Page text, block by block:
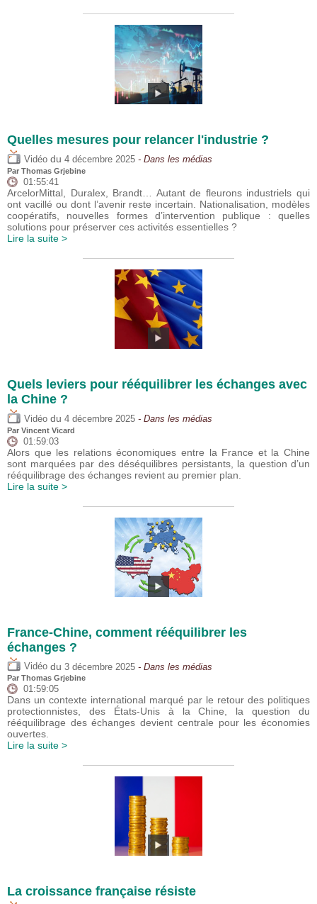
Quelles mesures pour relancer l'industrie ?
Vidéo du 4 décembre 2025 - Dans les médias
Par Thomas Grjebine
01:55:41
ArcelorMittal, Duralex, Brandt… Autant de fleurons industriels qui
ont vacillé ou dont l’avenir reste incertain. Nationalisation, modèles
coopératifs, nouvelles formes d’intervention publique : quelles
solutions pour préserver ces activités essentielles ?
Lire la suite >
Quels leviers pour rééquilibrer les échanges avec
la Chine ?
Vidéo du 4 décembre 2025 - Dans les médias
Par Vincent Vicard
01:59:03
Alors que les relations économiques entre la France et la Chine
sont marquées par des déséquilibres persistants, la question d’un
rééquilibrage des échanges revient au premier plan.
Lire la suite >
France-Chine, comment rééquilibrer les
échanges ?
Vidéo du 3 décembre 2025 - Dans les médias
Par Thomas Grjebine
01:59:05
Dans un contexte international marqué par le retour des politiques
protectionnistes, des États-Unis à la Chine, la question du
rééquilibrage des échanges devient centrale pour les économies
ouvertes.
Lire la suite >
La croissance française résiste